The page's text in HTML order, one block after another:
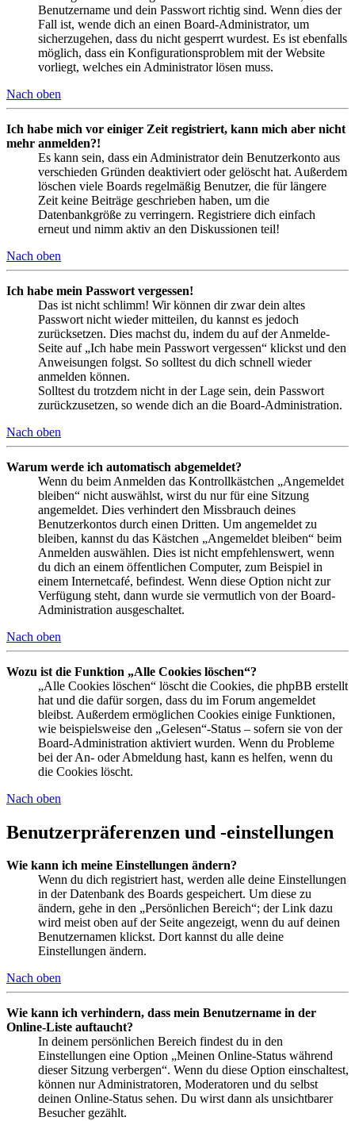
Benutzername und dein Passwort richtig sind. Wenn dies der
Fall ist, wende dich an einen Board-Administrator, um
sicherzugehen, dass du nicht gesperrt wurdest. Es ist ebenfalls
möglich, dass ein Konfigurationsproblem mit der Website
vorliegt, welches ein Administrator lösen muss.
Nach oben
Ich habe mich vor einiger Zeit registriert, kann mich aber nicht
mehr anmelden?!
Es kann sein, dass ein Administrator dein Benutzerkonto aus
verschieden Gründen deaktiviert oder gelöscht hat. Außerdem
löschen viele Boards regelmäßig Benutzer, die für längere
Zeit keine Beiträge geschrieben haben, um die
Datenbankgröße zu verringern. Registriere dich einfach
erneut und nimm aktiv an den Diskussionen teil!
Nach oben
Ich habe mein Passwort vergessen!
Das ist nicht schlimm! Wir können dir zwar dein altes
Passwort nicht wieder mitteilen, du kannst es jedoch
zurücksetzen. Dies machst du, indem du auf der Anmelde-
Seite auf „Ich habe mein Passwort vergessen“ klickst und den
Anweisungen folgst. So solltest du dich schnell wieder
anmelden können.
Solltest du trotzdem nicht in der Lage sein, dein Passwort
zurückzusetzen, so wende dich an die Board-Administration.
Nach oben
Warum werde ich automatisch abgemeldet?
Wenn du beim Anmelden das Kontrollkästchen „Angemeldet
bleiben“ nicht auswählst, wirst du nur für eine Sitzung
angemeldet. Dies verhindert den Missbrauch deines
Benutzerkontos durch einen Dritten. Um angemeldet zu
bleiben, kannst du das Kästchen „Angemeldet bleiben“ beim
Anmelden auswählen. Dies ist nicht empfehlenswert, wenn
du dich an einem öffentlichen Computer, zum Beispiel in
einem Internetcafé, befindest. Wenn diese Option nicht zur
Verfügung steht, dann wurde sie vermutlich von der Board-
Administration ausgeschaltet.
Nach oben
Wozu ist die Funktion „Alle Cookies löschen“?
„Alle Cookies löschen“ löscht die Cookies, die phpBB erstellt
hat und die dafür sorgen, dass du im Forum angemeldet
bleibst. Außerdem ermöglichen Cookies einige Funktionen,
wie beispielsweise den „Gelesen“-Status – sofern sie von der
Board-Administration aktiviert wurden. Wenn du Probleme
bei der An- oder Abmeldung hast, kann es helfen, wenn du
die Cookies löscht.
Nach oben
Benutzerpräferenzen und -einstellungen
Wie kann ich meine Einstellungen ändern?
Wenn du dich registriert hast, werden alle deine Einstellungen
in der Datenbank des Boards gespeichert. Um diese zu
ändern, gehe in den „Persönlichen Bereich“; der Link dazu
wird meist oben auf der Seite angezeigt, wenn du auf deinen
Benutzernamen klickst. Dort kannst du alle deine
Einstellungen ändern.
Nach oben
Wie kann ich verhindern, dass mein Benutzername in der
Online-Liste auftaucht?
In deinem persönlichen Bereich findest du in den
Einstellungen eine Option „Meinen Online-Status während
dieser Sitzung verbergen“. Wenn du diese Option einschaltest,
können nur Administratoren, Moderatoren und du selbst
deinen Online-Status sehen. Du wirst dann als unsichtbarer
Besucher gezählt.